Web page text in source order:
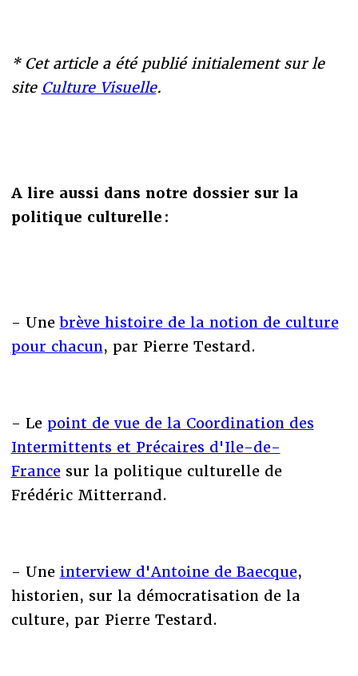
* Cet article a été publié initialement sur le
site Culture Visuelle.
A lire aussi dans notre dossier sur la
politique culturelle :
- Unebrève histoire de la notion de culture
pour chacun, par Pierre Testard.
- Le point de vue de la Coordination des
Intermittents et Précaires d'Ile-de-
Francesur la politique culturelle de
Frédéric Mitterrand.
- Une interview d'Antoine de Baecque,
historien, sur la démocratisation de la
culture, par Pierre Testard.